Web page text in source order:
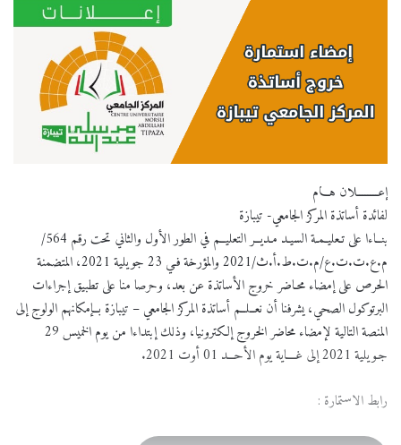
إعــــــــلان هـــام
لفائدة أساتذة المركز الجامعي- تيبازة
بنــاءا على تـعليـمـة السيـد مـديــر التعليــم في الطور الأول والثاني تحت رقم 564/
م.ع.ت.ت.ع/م.ت.ط.أ.ث/2021 والمؤرخة فـي 23 جويلية 2021، المتضمنة
الحرص على إمضاء محـاضر خروج الأساتذة عن بعد، وحرصا منا على تطبيق إجراءات
البرتوكول الصحي، يشرفنا أن نعــلــم أساتذة المركز الجامعي – تيبازة بــإمكانهم الولوج إلى
المنصة التالية لإمضاء محاضر الخروج إلكترونيا، وذلك إبتداءا من يوم الخميس 29
جـويلية 2021 إلى غــــاية يوم الأحـــد 01 أوت 2021.
رابط الاستمارة :